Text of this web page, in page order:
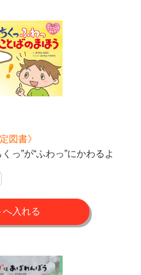
図書》
っ”が“ふわっ”にかわるよ